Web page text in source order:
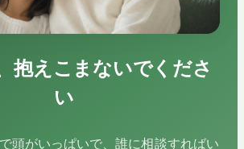
抱えこまないでくださ
い
頭がいっぱいで、誰に相談すればい